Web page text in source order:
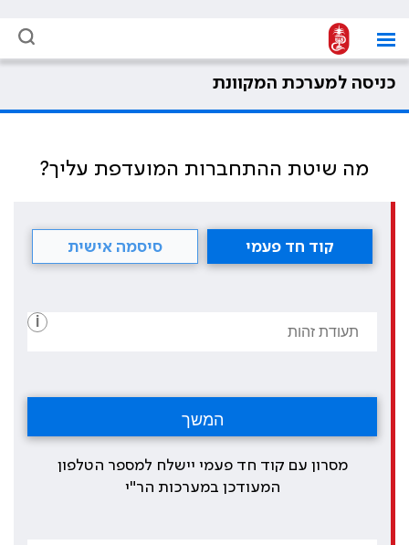
כניסה למערכת המקוונת
מה שיטת ההתחברות המועדפת עליך?
קוד חד פעמי סיסמה אישית
i
מסרון עם קוד חד פעמי יישלח למספר הטלפון
המעודכן במערכות הר"י